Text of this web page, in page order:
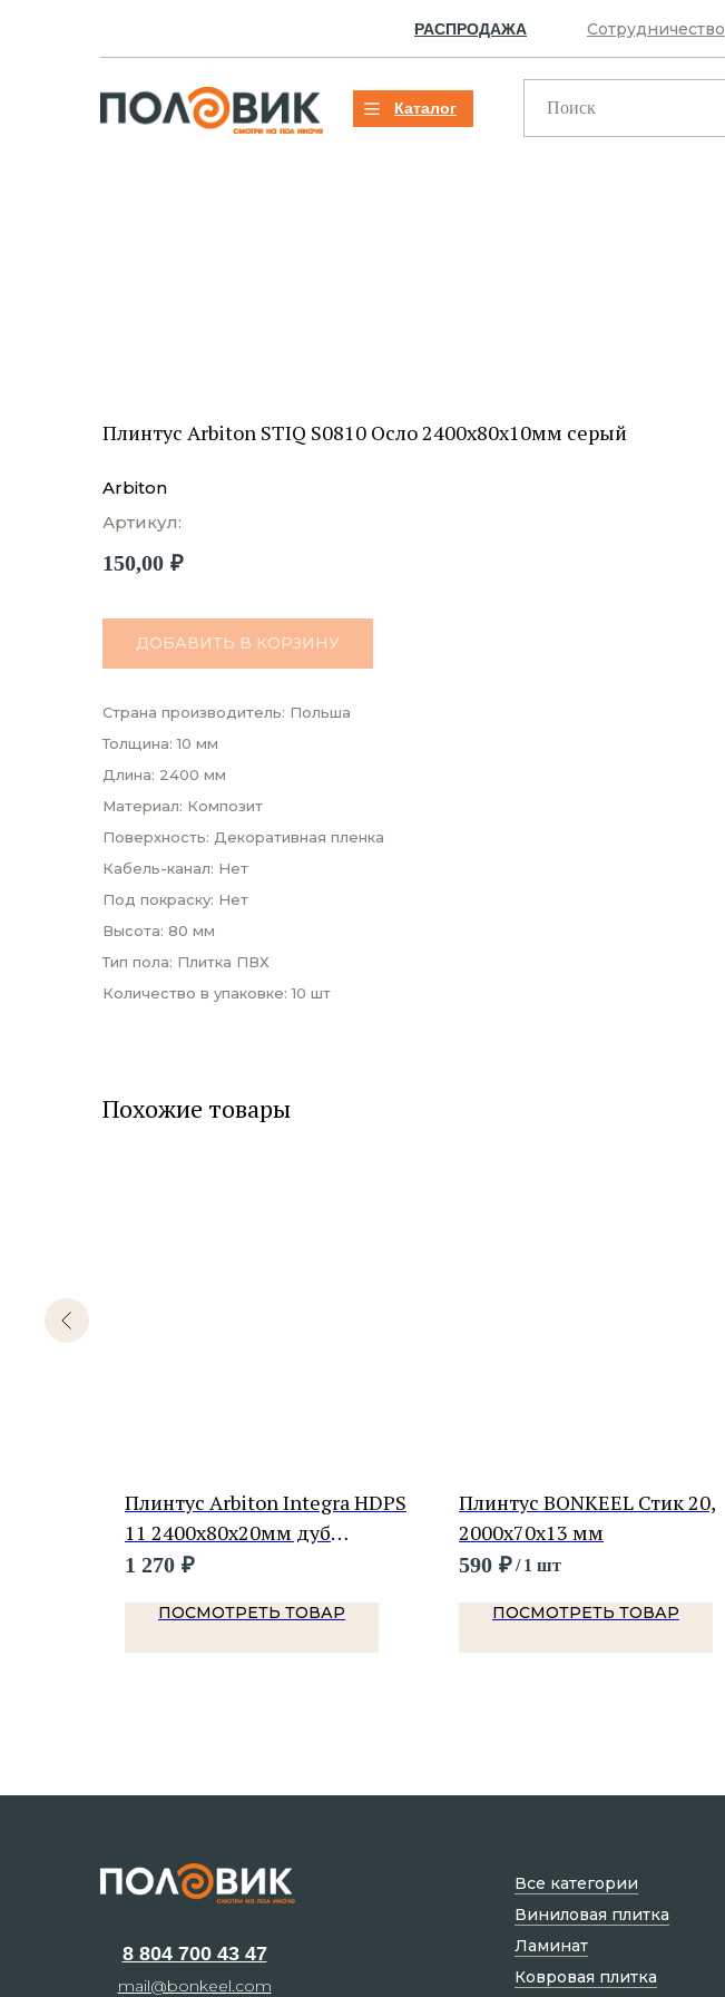
Сотрудничество
РАСПРОДАЖА
Каталог
Плинтус Arbiton STIQ S0810 Осло 2400х80х10мм серый
Arbiton
Артикул:
150,00 ₽
ДОБАВИТЬ В КОРЗИНУ
Страна производитель: Польша
Толщина: 10 мм
Длина: 2400 мм
Материал: Композит
Поверхность: Декоративная пленка
Кабель-канал: Нет
Под покраску: Нет
Высота: 80 мм
Тип пола: Плитка ПВХ
Количество в упаковке: 10 шт
Похожие товары
Плинтус Arbiton Integra HDPS
11 2400х80х20мм дуб
персидский
1 270 ₽
ПОСМОТРЕТЬ ТОВАР
Плинтус BONKEEL Стик 20,
2000х70х13 мм
590 ₽/ 1 шт
ПОСМОТРЕТЬ ТОВАР
8 804 700 43 47
mail@bonkeel.com
Все категории
Виниловая плитка
Ламинат
Ковровая плитка